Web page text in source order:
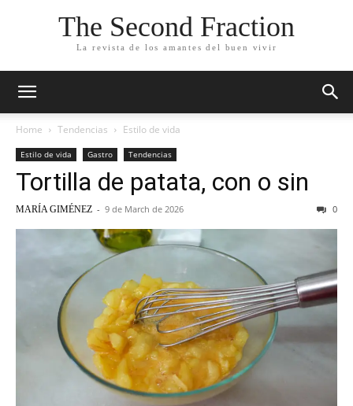
The Second Fraction
La revista de los amantes del buen vivir
Home Tendencias Estilo de vida
Estilo de vida Gastro Tendencias
Tortilla de patata, con o sin
MARÍA GIMÉNEZ - 9 de March de 2026 0